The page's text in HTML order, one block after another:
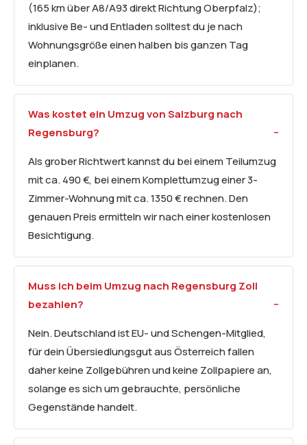
(165 km über A8/A93 direkt Richtung Oberpfalz);
inklusive Be- und Entladen solltest du je nach
Wohnungsgröße einen halben bis ganzen Tag
einplanen.
Was kostet ein Umzug von Salzburg nach
Regensburg?
Als grober Richtwert kannst du bei einem Teilumzug
mit ca. 490 €, bei einem Komplettumzug einer 3-
Zimmer-Wohnung mit ca. 1350 € rechnen. Den
genauen Preis ermitteln wir nach einer kostenlosen
Besichtigung.
Muss ich beim Umzug nach Regensburg Zoll
bezahlen?
Nein. Deutschland ist EU- und Schengen-Mitglied,
für dein Übersiedlungsgut aus Österreich fallen
daher keine Zollgebühren und keine Zollpapiere an,
solange es sich um gebrauchte, persönliche
Gegenstände handelt.